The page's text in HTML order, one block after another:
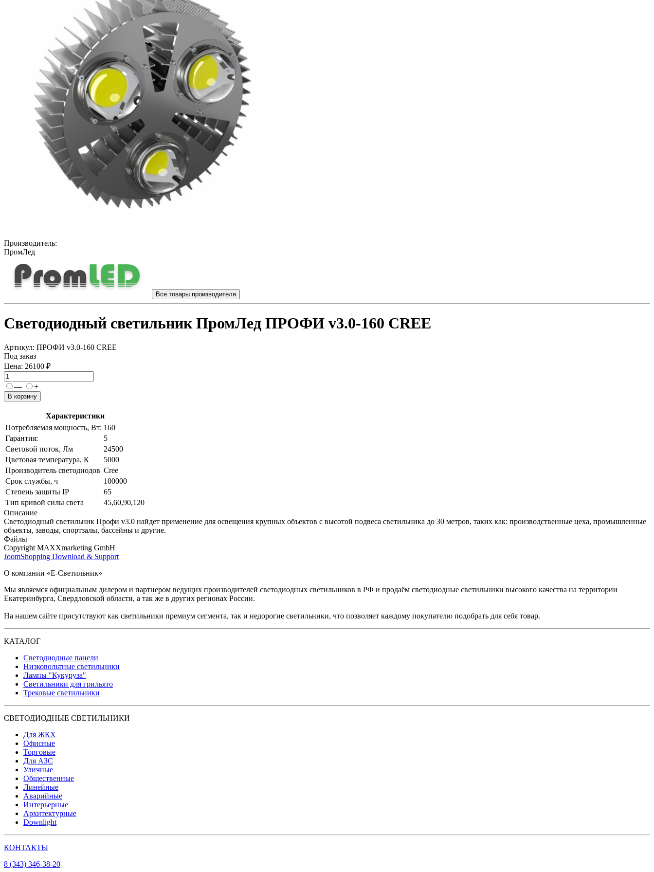
Производитель:
ПромЛед
Все товары производителя
Светодиодный светильник ПромЛед ПРОФИ v3.0-160 CREE
Артикул: ПРОФИ v3.0-160 CREE
Под заказ
Цена: 26100 ₽
— +
В корзину
Характеристики
Потребляемая мощность, Вт: 160
Гарантия:
5
Световой поток, Лм
24500
Цветовая температура, К
5000
Производитель светодиодов Cree
Срок службы, ч
100000
Степень защиты IP
65
Тип кривой силы света
45,60,90,120
Описание
Светодиодный светильник Профи v3.0 найдет применение для освещения крупных объектов с высотой подвеса светильника до 30 метров, таких как: производственные цеха, промышленные
объекты, заводы, спортзалы, бассейны и другие.
Файлы
Copyright MAXXmarketing GmbH
JoomShopping Download & Support
О компании «Е-Светильник»
Мы являемся официальным дилером и партнером ведущих производителей светодиодных светильников в РФ и продаём светодиодные светильники высокого качества на территории
Екатеринбурга, Свердловской области, а так же в других регионах России.
На нашем сайте присутствуют как светильники премиум сегмента, так и недорогие светильники, что позволяет каждому покупателю подобрать для себя товар.
КАТАЛОГ
Светодиодные панели
Низковольтные светильники
Лампы "Кукуруза"
Светильники для грильято
Трековые светильники
СВЕТОДИОДНЫЕ СВЕТИЛЬНИКИ
Для ЖКХ
Офисные
Торговые
Для АЗС
Уличные
Общественные
Линейные
Аварийные
Интерьерные
Архитектурные
Downlight
КОНТАКТЫ
8 (343) 346-38-20